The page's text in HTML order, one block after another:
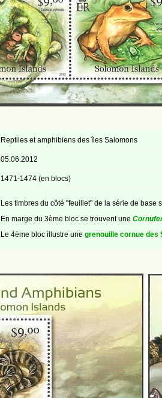
Reptiles et amphibiens des îles Salomons
05.06.2012
1471-1474 (en blocs)
Les timbres du côté "feuillet" de la série de base
En marge du 3ème bloc se trouventune
Le 4ème bloc illustre une grenouille cornue des